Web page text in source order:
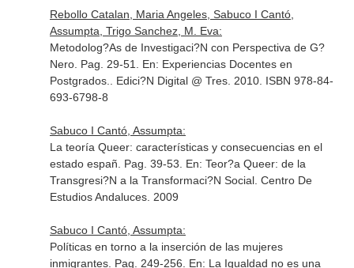
Rebollo Catalan, Maria Angeles, Sabuco I Cantó,
Assumpta, Trigo Sanchez, M. Eva:
Metodolog?As de Investigaci?N con Perspectiva de G?
Nero. Pag. 29-51. En: Experiencias Docentes en
Postgrados.
. Edici?N Digital @ Tres. 2010. ISBN 978-84-
693-6798-8
Sabuco I Cantó, Assumpta:
La teoría Queer: características y consecuencias en el
estado españ. Pag. 39-53. En: Teor?a Queer: de la
Transgresi?N a la Transformaci?N Social. Centro De
Estudios Andaluces. 2009
Sabuco I Cantó, Assumpta:
Políticas en torno a la inserción de las mujeres
inmigrantes. Pag. 249-256. En: La Igualdad no es una